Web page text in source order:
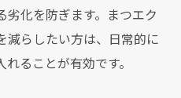
化を防ぎます。まつエク
減らしたい方は、日常的に
ることが有効です。